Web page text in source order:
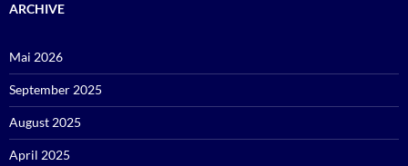
ARCHIVE
Mai 2026
September 2025
August 2025
April 2025